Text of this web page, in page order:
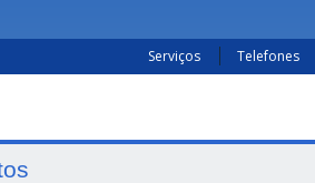
Serviços Telefones